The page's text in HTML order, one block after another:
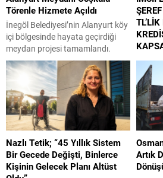
Törenle Hizmete Açıldı
İnegöl Belediyesi’nin Alanyurt köy
içi bölgesinde hayata geçirdiği
meydan projesi tamamlandı.
İçerisinde; Gastro Kafe, Nöbetçi
Kitaphane, yeşil alanlar, oturma
ve dinlenme alanları, otopark,
ATM noktası gibi pek çok imkanın
sunulduğu meydan, düzenlenen
coşkulu bir törenle hizmete açıldı.
Bölge halkı ilk günden meydana
akın etti. İnegöl Belediyesi’nin
2025 yılı sonunda yapımına...
Çevre,
uygun
kredisi
ile
Nazlı Tetik; “45 Yıllık Sistem
Bir Gecede Değişti, Binlerce
Kişinin Gelecek Planı Altüst
Artık